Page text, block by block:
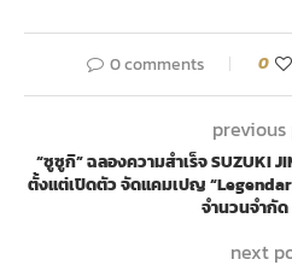
0 comments 0
“ซูซูกิ” ฉลองความสำเร็จ SUZUKI
ตั้งแต่เปิดตัว จัดแคมเปญ
จำนวนจำกั
next